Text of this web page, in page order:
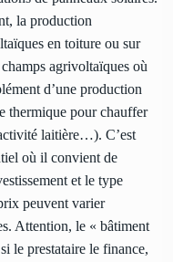
la production
en toiture ou sur
agrivoltaïques où
d’une production
thermique pour chauffer
laitière…). C’est
où il convient de
et le type
peuvent varier
Attention, le « bâtiment
le prestataire le finance,